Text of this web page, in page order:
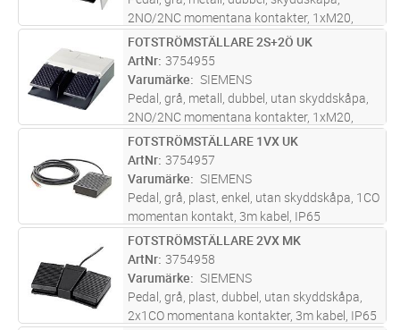
2NO/2NC momentana kontakter, 1xM20,
IP65,
ST Lägg i kundvagn
FOTSTRÖMSTÄLLARE 2S+2Ö UK
ArtNr 3754955
Varumärke
SIEMENS
Pedal, grå, metall, dubbel, utan skyddskåpa,
2NO/2NC momentana kontakter, 1xM20,
IP65
ST Lägg i kundvagn
FOTSTRÖMSTÄLLARE 1VX UK
ArtNr 3754957
Varumärke
SIEMENS
Pedal, grå, plast, enkel, utan skyddskåpa, 1CO
momentan kontakt, 3m kabel, IP65
ST Lägg i kundvagn
FOTSTRÖMSTÄLLARE 2VX MK
ArtNr 3754958
Varumärke
SIEMENS
Pedal, grå, plast, dubbel, utan skyddskåpa,
2x1CO momentana kontakter, 3m kabel, IP65